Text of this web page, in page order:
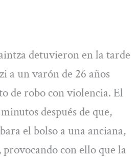
detuvieron en la tarde
a un varón de 26 años
de robo con violencia. El
después de que,
el bolso a una anciana,
con ello que la